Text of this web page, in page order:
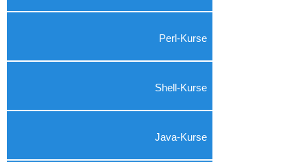
Perl-Kurse
Shell-Kurse
Java-Kurse